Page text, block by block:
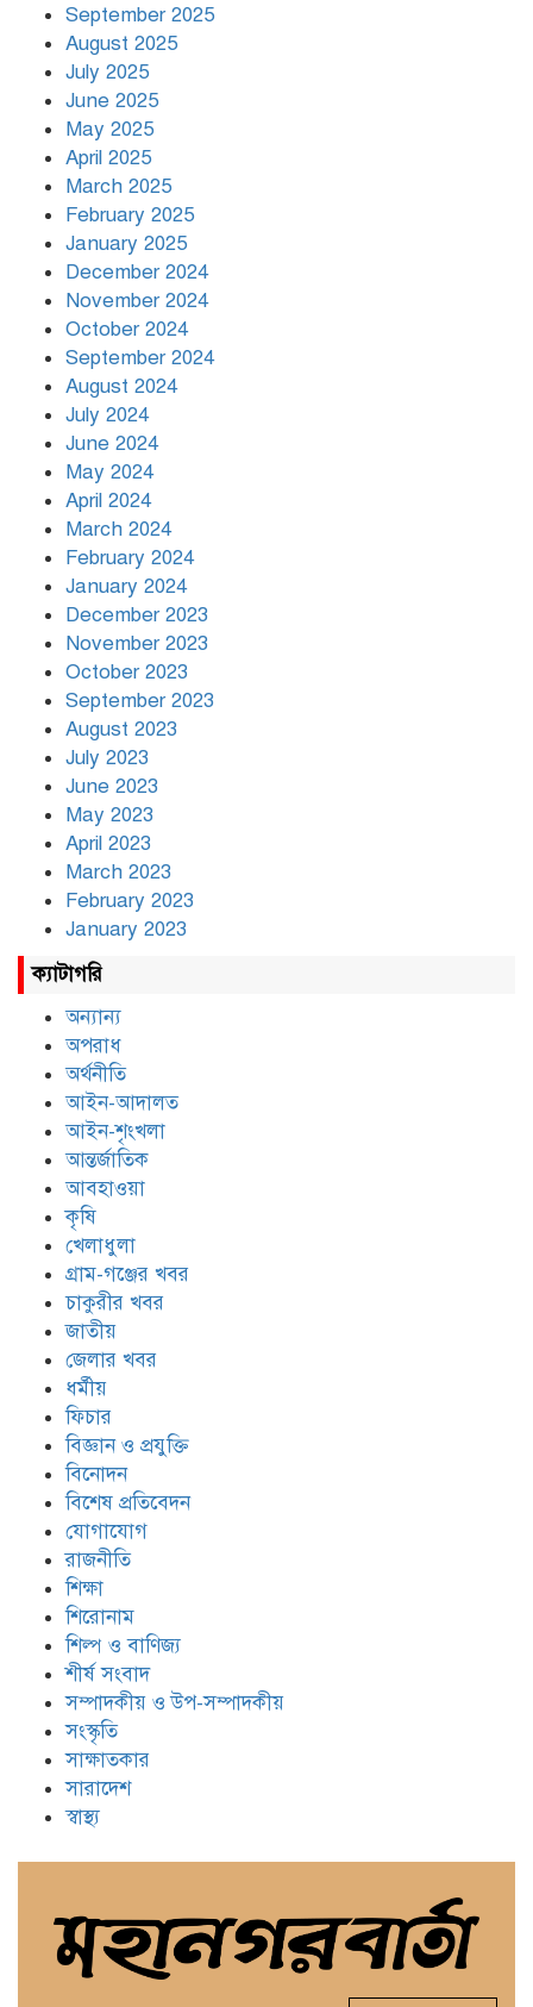
September 2025
August 2025
July 2025
June 2025
May 2025
April 2025
March 2025
February 2025
January 2025
December 2024
November 2024
October 2024
September 2024
August 2024
July 2024
June 2024
May 2024
April 2024
March 2024
February 2024
January 2024
December 2023
November 2023
October 2023
September 2023
August 2023
July 2023
June 2023
May 2023
April 2023
March 2023
February 2023
January 2023
ক্যাটাগরি
অন্যান্য
অপরাধ
অর্থনীতি
আইন-আদালত
আইন-শৃংখলা
আন্তর্জাতিক
আবহাওয়া
কৃষি
খেলাধুলা
গ্রাম-গঞ্জের খবর
চাকুরীর খবর
জাতীয়
জেলার খবর
ধর্মীয়
ফিচার
বিজ্ঞান ও প্রযুক্তি
বিনোদন
বিশেষ প্রতিবেদন
যোগাযোগ
রাজনীতি
শিক্ষা
শিরোনাম
শিল্প ও বাণিজ্য
শীর্ষ সংবাদ
সম্পাদকীয় ও উপ-সম্পাদকীয়
সংস্কৃতি
সাক্ষাতকার
সারাদেশ
স্বাস্থ্য